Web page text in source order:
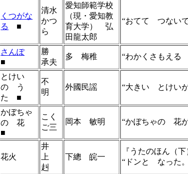
くつがな
る
■
清水
かつ
ら
愛知師範学校
（現・愛知教
育大学） 弘
田龍太郎
“おてて つない
さんぽ
■
勝
承夫
多 梅稚 “わかくさもえる
とけい
の う
た ■
不
明
外國民謡 “大きい とけい
かぼちゃ
の 花
■
こく
ご三
岡本 敏明 “かぼちゃの 花
花火
井
上
赳
下總 皖一
『うたのほん（下
“ドンと なった